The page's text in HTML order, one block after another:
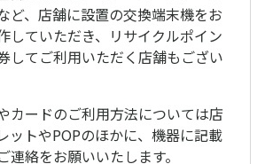
ど、店舗に設置の交換端末機をお
していただき、リサイクルポイン
してご利用いただく店舗もござい
カードのご利用方法については店
ットやPOPのほかに、機器に記載
連絡をお願いいたします。